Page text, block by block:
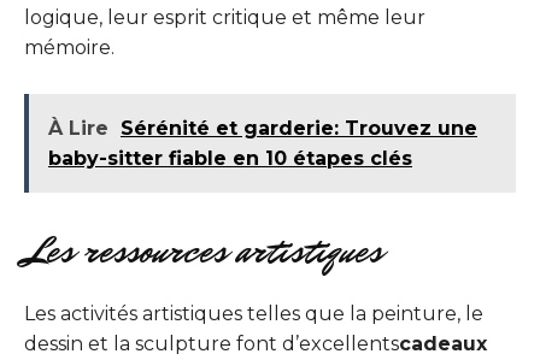
logique, leur esprit critique et même leur
mémoire.
À Lire
Sérénité et garderie: Trouvez une
baby-sitter fiable en 10 étapes clés
Les ressources artistiques
Les activités artistiques telles que la peinture, le
dessin et la sculpture font d’excellentscadeaux